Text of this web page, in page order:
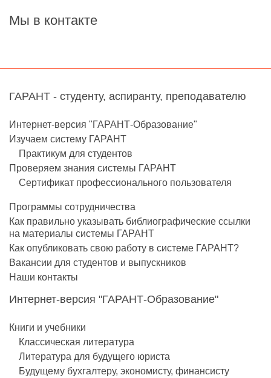
Мы в контакте
ГАРАНТ - студенту, аспиранту, преподавателю
Интернет-версия "ГАРАНТ-Образование"
Изучаем систему ГАРАНТ
Практикум для студентов
Проверяем знания системы ГАРАНТ
Сертификат профессионального пользователя
Программы сотрудничества
Как правильно указывать библиографические ссылки
на материалы системы ГАРАНТ
Как опубликовать свою работу в системе ГАРАНТ?
Вакансии для студентов и выпускников
Наши контакты
Интернет-версия "ГАРАНТ-Образование"
Книги и учебники
Классическая литература
Литература для будущего юриста
Будущему бухгалтеру, экономисту, финансисту